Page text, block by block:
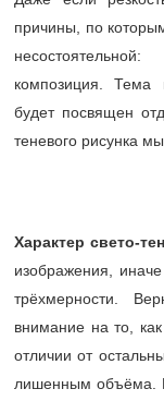
причины, по
композиция. Тема
будет посвящен
теневого рисунка
Характер свето-
изображения,
трёхмерности.
внимание на то,
отличии от
лишенным объёма.